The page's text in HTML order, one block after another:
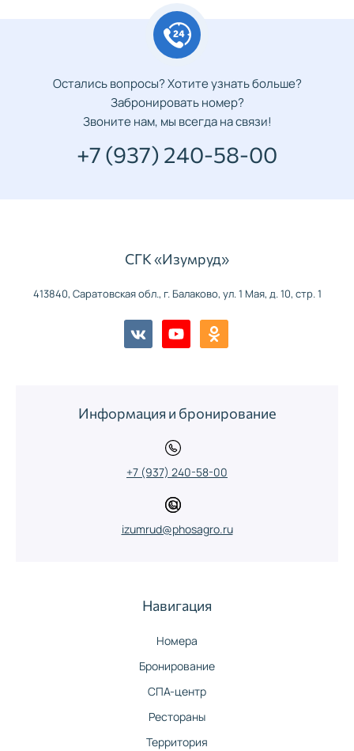
Остались вопросы? Хотите узнать больше?
Забронировать номер?
Звоните нам, мы всегда на связи!
+7 (937) 240-58-00
СГК «Изумруд»
413840, Саратовская обл., г. Балаково, ул. 1 Мая, д. 10, стр. 1
Информация и бронирование
+7 (937) 240-58-00
izumrud@phosagro.ru
Навигация
Номера
Бронирование
СПА-центр
Рестораны
Территория